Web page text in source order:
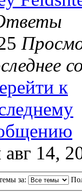
14,
за: